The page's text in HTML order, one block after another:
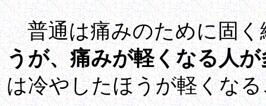
普通は痛みのために固く
うが、痛みが軽くなる人
は冷やしたほうが軽くな